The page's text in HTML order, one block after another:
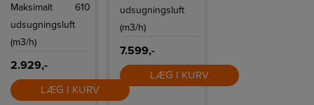
Maksimalt
udsugningsluft
(m3/h)
610
2.929,-
LÆG I KURV
udsugningsluft
(m3/h)
7.599,-
LÆG I KURV